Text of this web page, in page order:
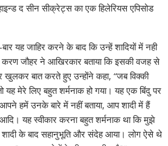
द सीन सीक्रेट्स का एक हिलेरियस एपिसोड
यह जाहिर करने के बाद कि उन्हें शादियों में नही
जौहर ने आखिरकार बताया कि इसकी वजह से
खुलकर बात करते हुए उन्होंने कहा, “जब विक्की
मेरे लिए बहुत शर्मनाक हो गया। यह एक बिंदु पर
हमें उनके बारे में नहीं बताया, आप शादी में हैं
यह स्वीकार करना बहुत शर्मनाक था कि मुझे
शादी के बाद सहानुभूति और संदेह आया। लोग ऐसे थे